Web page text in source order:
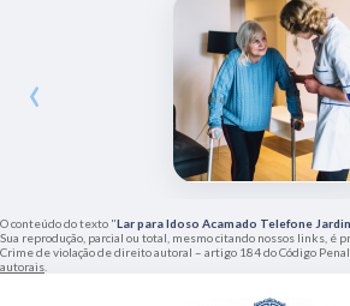
‹
O conteúdo do texto "Lar para Idoso Acamado Telefone
Sua reprodução, parcial ou total, mesmo citando nossos links, é
Crime de violação de direito autoral – artigo 184 do Código
autorais